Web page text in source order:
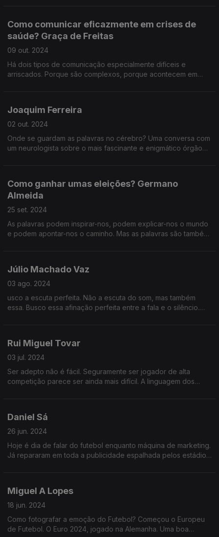
Como comunicar eficazmente em crises de
saúde? Graça de Freitas
09 out. 2024
Há dois tipos de comunicação especialmente difíceis e
arriscados. Porque são complexos, porque acontecem em
Joaquim Ferreira
02 out. 2024
Onde se guardam as palavras no cérebro? Uma conversa com
um neurologista sobre o mais fascinante e enigmático órgão
Como ganhar umas eleições? Germano
Almeida
25 set. 2024
As palavras podem inspirar-nos, podem explicar-nos o mundo
e podem apontar-nos o caminho. Mas as palavras são também
Júlio Machado Vaz
03 ago. 2024
usco a escuta perfeita. Não a escuta do som, mas também
essa. Busco essa afinação perfeita entre a fala e o silêncio.
Rui Miguel Tovar
03 jul. 2024
Ser adepto não é fácil. Seguramente ser jogador de alta
competição parece ser ainda mais difícil. A linguagem dos
Daniel Sá
26 jun. 2024
Hoje é dia de falar do futebol enquanto máquina de marketing.
Já repararam em toda a publicidade espalhada pelos estádios
Miguel A Lopes
18 jun. 2024
Como fotografar a emoção do Futebol? Começou o Europeu
de Futebol. O Euro 2024, jogado na Alemanha. Uma boa